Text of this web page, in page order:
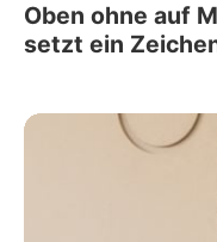
Oben ohne auf
setzt ein